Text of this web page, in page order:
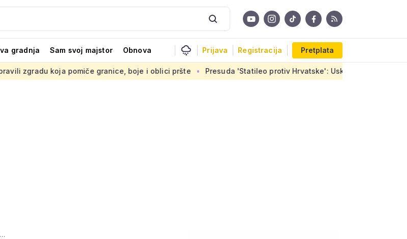
gradnja Sam svoj majstor Obnova Prijava Registracija Pretplata
pomiče granice, boje i oblici pršte Presuda 'Statileo protiv Hrvatske': Uskoro završetak stanova u
Bespravna gradnja: Na Kosovu policija zaplijenila 100 kuća i vila u Nacionalnom parku Šar planina